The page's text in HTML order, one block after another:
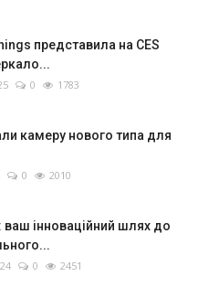
представила на CES
0 1783
камеру нового типа для
0 2010
ваш інноваційний шлях до
0 2451